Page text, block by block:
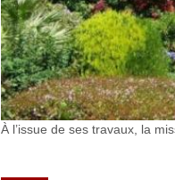
À l’issue de ses travaux, la